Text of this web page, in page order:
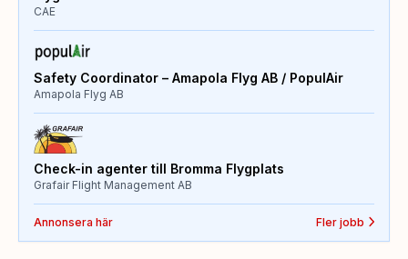
CAE
Safety Coordinator – Amapola Flyg AB / PopulAir
Amapola Flyg AB
Check-in agenter till Bromma Flygplats
Grafair Flight Management AB
Annonsera här Fler jobb